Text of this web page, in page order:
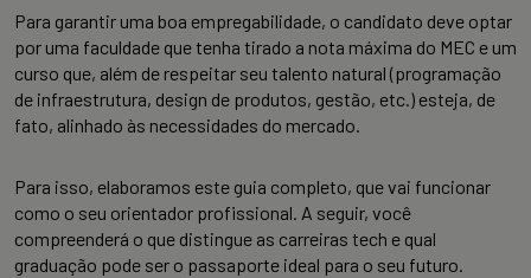
Para garantir uma boa empregabilidade, o candidato deve optar
por uma faculdade que tenha tirado a nota máxima do MEC e um
curso que, além de respeitar seu talento natural (programação
de infraestrutura, design de produtos, gestão, etc.) esteja, de
fato, alinhado às necessidades do mercado.
Para isso, elaboramos este guia completo, que vai funcionar
como o seu orientador profissional. A seguir, você
compreenderá o que distingue as carreiras tech e qual
graduação pode ser o passaporte ideal para o seu futuro.